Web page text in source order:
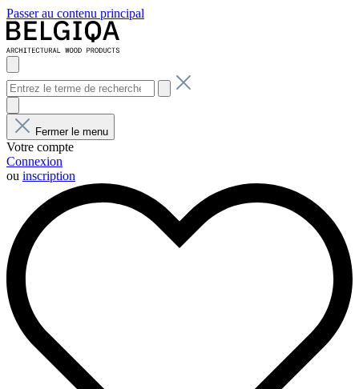
Passer au contenu principal
Fermer le menu
Votre compte
Connexion
ou inscription